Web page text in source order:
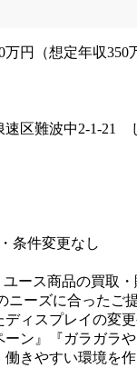
万円（想定年収350
速区難波中2-1-21
条件変更なし
ユース商品の買取・
ニーズに合ったご
ディスプレイの変
ーン』『ガラガラ
働きやすい環境を